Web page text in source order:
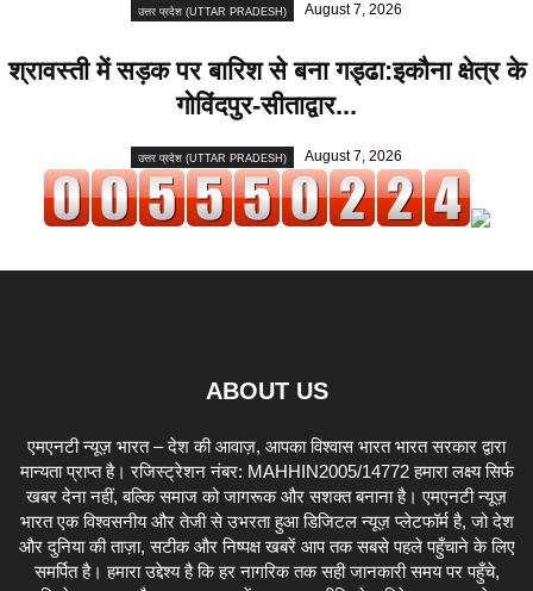
उत्तर प्रदेश (UTTAR PRADESH) August 7, 2026
श्रावस्ती में सड़क पर बारिश से बना गड्ढा:इकौना क्षेत्र के
गोविंदपुर-सीताद्वार...
उत्तर प्रदेश (UTTAR PRADESH) August 7, 2026
ABOUT US
एमएनटी न्यूज़ भारत – देश की आवाज़, आपका विश्वास भारत भारत सरकार द्वारा
मान्यता प्राप्त है। रजिस्ट्रेशन नंबर: MAHHIN2005/14772 हमारा लक्ष्य सिर्फ
खबर देना नहीं, बल्कि समाज को जागरूक और सशक्त बनाना है। एमएनटी न्यूज़
भारत एक विश्वसनीय और तेजी से उभरता हुआ डिजिटल न्यूज़ प्लेटफॉर्म है, जो देश
और दुनिया की ताज़ा, सटीक और निष्पक्ष खबरें आप तक सबसे पहले पहुँचाने के लिए
समर्पित है। हमारा उद्देश्य है कि हर नागरिक तक सही जानकारी समय पर पहुँचे,